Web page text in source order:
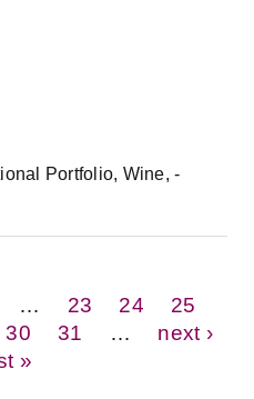
Portfolio, Wine, -
23 24
25
30 31
next ›
»